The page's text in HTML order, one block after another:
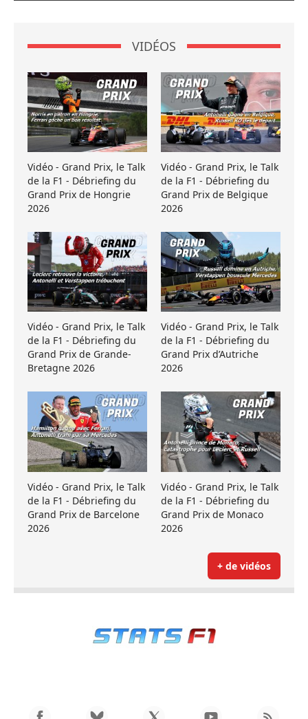
VIDÉOS
Vidéo - Grand Prix, le Talk
de la F1 - Débriefing du
Grand Prix de Hongrie
2026
Vidéo - Grand Prix, le Talk
de la F1 - Débriefing du
Grand Prix de Belgique
2026
Vidéo - Grand Prix, le Talk
de la F1 - Débriefing du
Grand Prix de Grande-
Bretagne 2026
Vidéo - Grand Prix, le Talk
de la F1 - Débriefing du
Grand Prix d’Autriche
2026
Vidéo - Grand Prix, le Talk
de la F1 - Débriefing du
Grand Prix de Barcelone
2026
Vidéo - Grand Prix, le Talk
de la F1 - Débriefing du
Grand Prix de Monaco
2026
+ de vidéos